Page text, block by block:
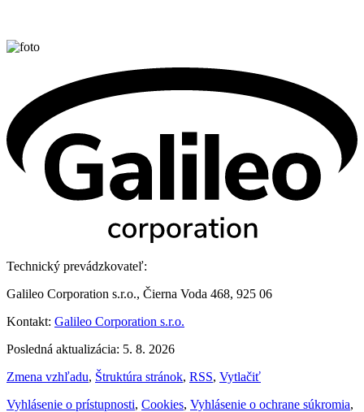
Technický prevádzkovateľ:
Galileo Corporation s.r.o., Čierna Voda 468, 925 06
Kontakt: Galileo Corporation s.r.o.
Posledná aktualizácia: 5. 8. 2026
Zmena vzhľadu, Štruktúra stránok, RSS, Vytlačiť
Vyhlásenie o prístupnosti, Cookies, Vyhlásenie o ochrane súkromia,